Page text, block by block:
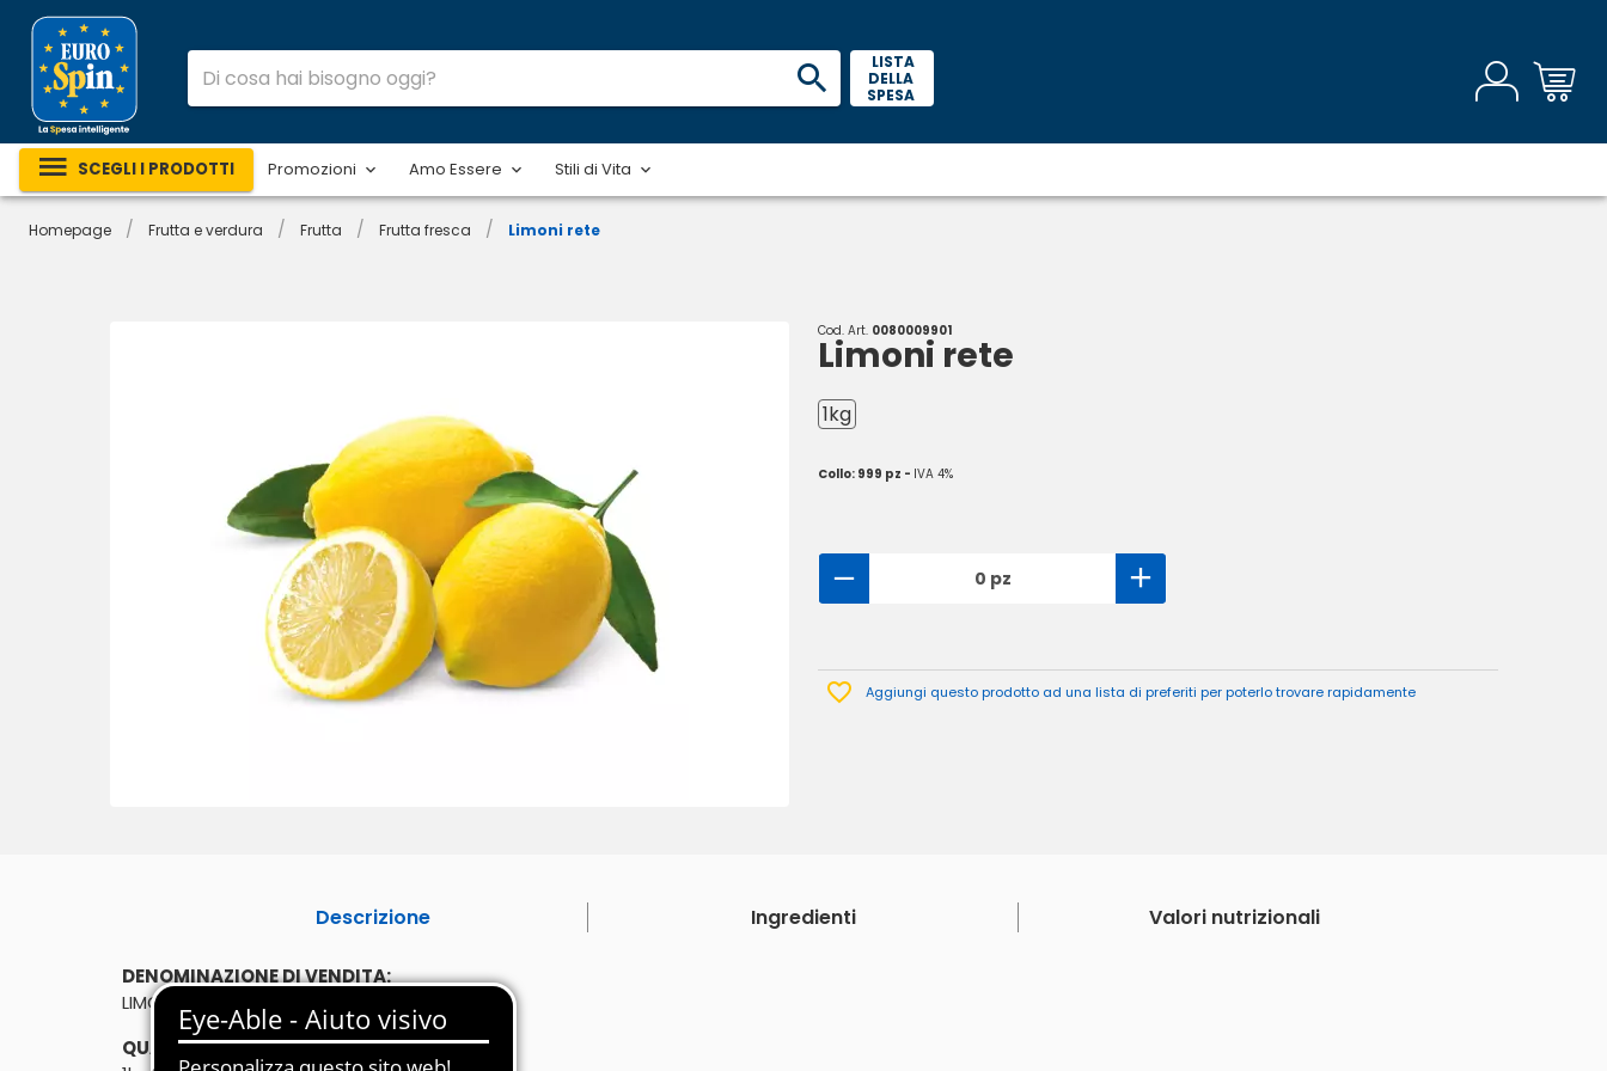
LISTA
DELLA
SPESA
SCEGLI I PRODOTTI Promozioni Amo Essere Stili di Vita
Homepage / Frutta e verdura / Frutta / Frutta fresca / Limoni rete
Cod. Art. 0080009901
Limoni rete
1kg
Collo: 999 pz - IVA 4%
0 pz
Aggiungi questo prodotto ad una lista di preferiti per poterlo trovare rapidamente
Descrizione Ingredienti Valori nutrizionali
DENOMINAZIONE DI VENDITA:
LIMONI 1kg
QUANTITÀ: